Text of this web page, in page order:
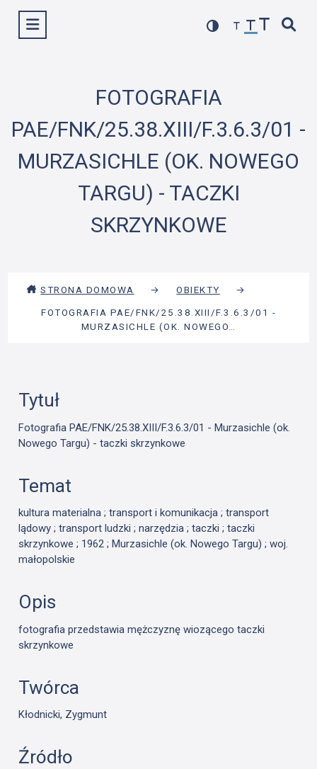
Wyświetl menu
FOTOGRAFIA
PAE/FNK/25.38.XIII/F.3.6.3/01 -
MURZASICHLE (OK. NOWEGO
TARGU) - TACZKI
SKRZYNKOWE
STRONA DOMOWA → OBIEKTY
→
FOTOGRAFIA PAE/FNK/25.38.XIII/F.3.6.3/01 -
MURZASICHLE (OK. NOWEGO…
Tytuł
Fotografia PAE/FNK/25.38.XIII/F.3.6.3/01 - Murzasichle (ok.
Nowego Targu) - taczki skrzynkowe
Temat
kultura materialna ; transport i komunikacja ; transport
lądowy ; transport ludzki ; narzędzia ; taczki ; taczki
skrzynkowe ; 1962 ; Murzasichle (ok. Nowego Targu) ; woj.
małopolskie
Opis
fotografia przedstawia mężczyznę wiozącego taczki
skrzynkowe
Twórca
Kłodnicki, Zygmunt
Źródło